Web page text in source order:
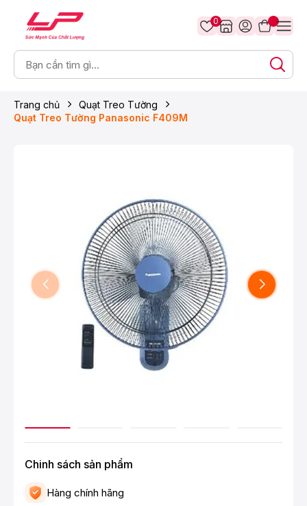
0
Trang chủ
Quạt Treo Tường
Quạt Treo Tường Panasonic F409M
Chinh sách sản phẩm
Hàng chính hãng